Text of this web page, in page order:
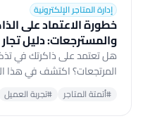
إدارة المتاجر الإلكترونية
خطورة الاعتماد على
والمسترجعات: دليل
هل تعتمد على ذاكرتك في
المرتجعات؟ اكتشف في هذا
#أتمتة المتاجر #تجربة العميل